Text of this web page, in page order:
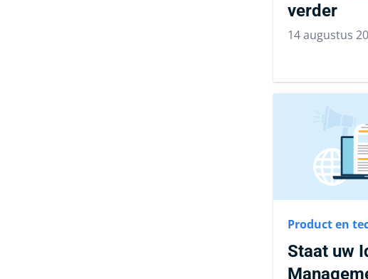
verder
14 augustus
Product en
Staat uw